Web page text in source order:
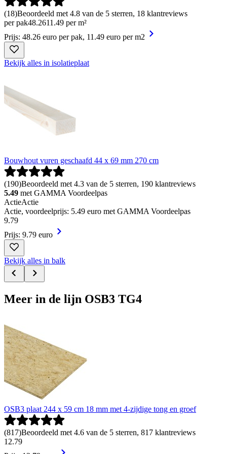
(18)Beoordeeld met 4.8 van de 5 sterren, 18 klantreviews
per pak48.2611.49 per m²
Prijs: 48.26 euro per pak, 11.49 euro per m2
Bekijk alles in isolatieplaat
Bouwhout vuren geschaafd 44 x 69 mm 270 cm
(190)Beoordeeld met 4.3 van de 5 sterren, 190 klantreviews
5.49 met GAMMA Voordeelpas
ActieActie
Actie, voordeelprijs: 5.49 euro met GAMMA Voordeelpas
9.79
Prijs: 9.79 euro
Bekijk alles in balk
Meer in de lijn OSB3 TG4
OSB3 plaat 244 x 59 cm 18 mm met 4-zijdige tong en groef
(817)Beoordeeld met 4.6 van de 5 sterren, 817 klantreviews
12.79